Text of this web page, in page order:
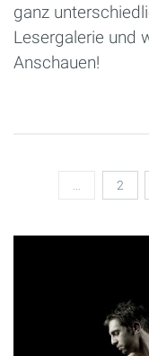
ganz
Lesergalerie und
Anschauen!
2